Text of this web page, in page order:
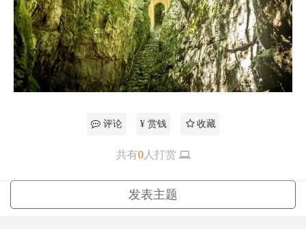
评论 ¥ 赏钱 收藏
共有0人打赏
发表主题